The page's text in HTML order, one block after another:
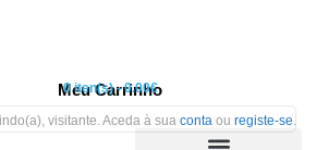
Meu Carrinho
0 iten(s) - 0.00€
visitante. Aceda à sua conta ou registe-se.